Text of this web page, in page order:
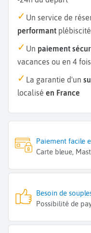
Un service de
performant
Un paiement
vacances ou en 4 fois
La garantie d'un
localisé en France
Paiement facile
Carte bleue,
Besoin de
Possibilité de